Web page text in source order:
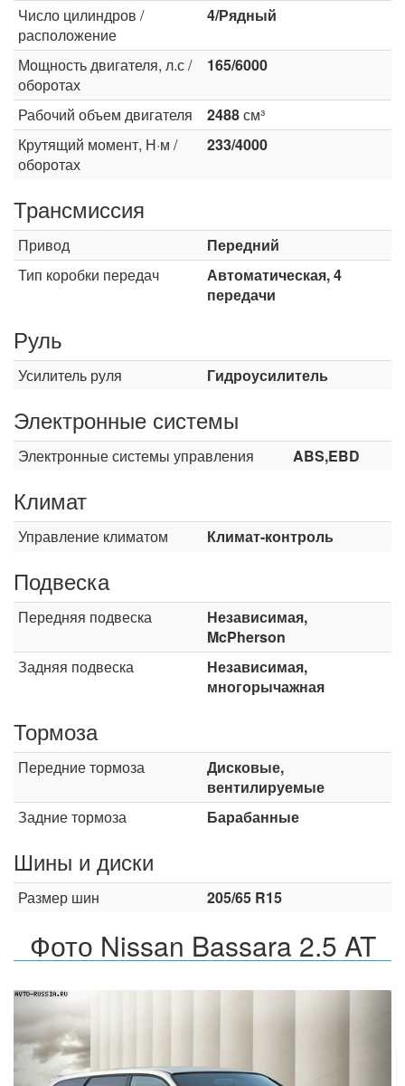
Число цилиндров /
расположение
4/Рядный
Мощность двигателя, л.с /
оборотах
165/6000
Рабочий объем двигателя 2488см³
Крутящий момент, Н·м /
оборотах
233/4000
Трансмиссия
Привод
Передний
Тип коробки передач
Автоматическая, 4
передачи
Руль
Усилитель руля Гидроусилитель
Электронные системы
Электронные системы управления ABS,EBD
Климат
Управление климатом Климат-контроль
Подвеска
Передняя подвеска
Независимая,
McPherson
Задняя подвеска
Независимая,
многорычажная
Тормоза
Передние тормоза
Дисковые,
вентилируемые
Задние тормоза
Барабанные
Шины и диски
Размер шин 205/65 R15
Фото Nissan Bassara 2.5 AT
Назад